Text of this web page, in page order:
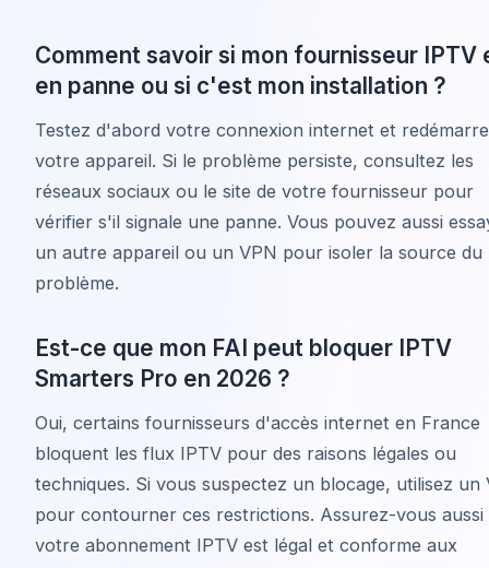
Comment savoir si mon fournisseur IPTV
en panne ou si c'est mon installation ?
Testez d'abord votre connexion internet et
votre appareil. Si le problème persiste, consultez les
réseaux sociaux ou le site de votre fournisseur pour
vérifier s'il signale une panne. Vous pouvez aussi
un autre appareil ou un VPN pour isoler la source du
problème.
Est-ce que mon FAI peut bloquer IPTV
Smarters Pro en 2026 ?
Oui, certains fournisseurs d'accès internet en France
bloquent les flux IPTV pour des raisons légales ou
techniques. Si vous suspectez un blocage, utilisez un
pour contourner ces restrictions. Assurez-vous aussi
votre abonnement IPTV est légal et conforme aux